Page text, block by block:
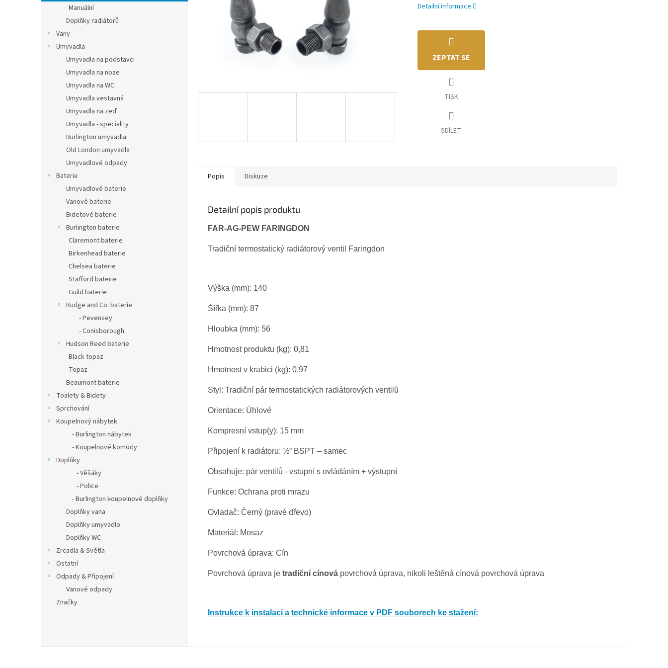
n
Manuální
Doplňky radiátorů
Vany
Umyvadla
Umyvadla na podstavci
Umyvadla na noze
Umyvadla na WC
Umyvadla vestavná
Umyvadla na zeď
Umyvadla - speciality
Burlington umyvadla
Old London umyvadla
Umyvadlové odpady
Baterie
Umyvadlové baterie
Vanové baterie
Bidetové baterie
Burlington baterie
Claremont baterie
Birkenhead baterie
Chelsea baterie
Stafford baterie
Guild baterie
Rudge and Co. baterie
- Pevensey
- Conisborough
Hudson Reed baterie
Black topaz
Topaz
Beaumont baterie
Toalety & Bidety
Sprchování
Koupelnový nábytek
- Burlington nábytek
- Koupelnové komody
Doplňky
- Věšáky
- Police
- Burlington koupelnové doplňky
Doplňky vana
Doplňky umyvadlo
Doplňky WC
Zrcadla & Světla
Ostatní
Odpady & Připojení
Vanové odpady
Značky
Detailní informace
TISK
ZEPTAT SE
SDÍLET
Popis Diskuze
Detailní popis produktu
FAR-AG-PEW FARINGDON
Tradiční termostatický radiátorový ventil Faringdon
Výška (mm): 140
Šířka (mm): 87
Hloubka (mm): 56
Hmotnost produktu (kg): 0,81
Hmotnost v krabici (kg): 0,97
Styl: Tradiční pár termostatických radiátorových ventilů
Orientace: Úhlové
Kompresní vstup(y): 15 mm
Připojení k radiátoru: ½” BSPT – samec
Obsahuje: pár ventilů - vstupní s ovládáním + výstupní
Funkce: Ochrana proti mrazu
Ovladač: Černý (pravé dřevo)
Materiál: Mosaz
Povrchová úprava: Cín
Povrchová úprava je tradiční cínová povrchová úprava, nikoli leštěná cínová povrchová úprava
Instrukce k instalaci a technické informace v PDF souborech ke stažení: